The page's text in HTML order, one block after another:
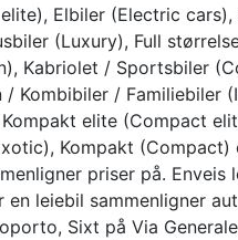
Elbiler (Electric
(Luxury), Full
Kabriolet / Sportsbiler
Kombibiler / Familiebiler
elite (Compact
Kompakt
priser på.
leiebil sammenligner
Sixt på Via